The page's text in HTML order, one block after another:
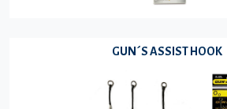
GUN´S ASSIST HOOK